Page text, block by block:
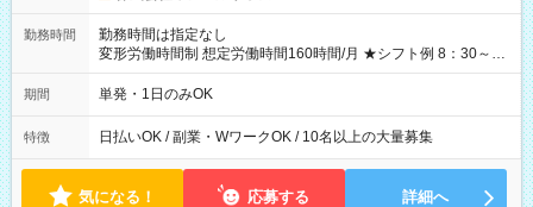
勤務時間
勤務時間は指定なし
変形労働時間制 想定労働時間160時間/月 ★シフト例 8：30～
19：00
期間 単発・1日のみOK
特徴 日払いOK / 副業・WワークOK / 10名以上の大量募集
気になる！ 応募する 詳細へ